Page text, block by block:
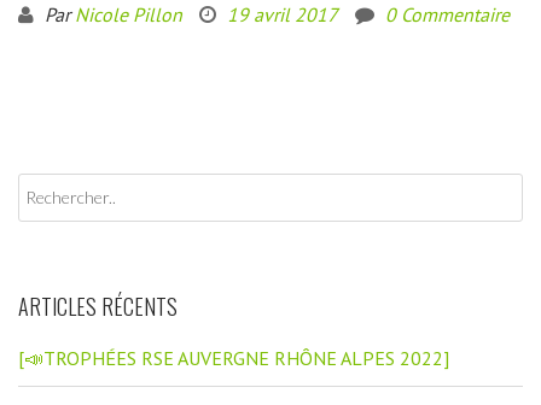
ParNicole Pillon 19 avril 2017 0 Commentaire
ARTICLES RÉCENTS
[📣TROPHÉES RSE AUVERGNE RHÔNE ALPES 2022]